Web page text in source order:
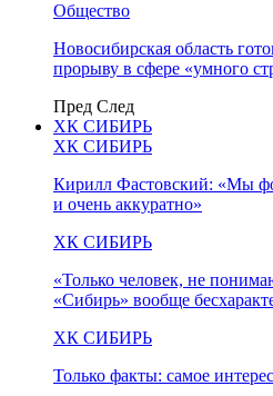
Общество
Новосибирская область
прорыву в сфере «умного
Пред След
ХК СИБИРЬ
ХК СИБИРЬ
Кирилл Фастовский: «Мы
и очень аккуратно»
ХК СИБИРЬ
«Только человек, не
«Сибирь» вообще
ХК СИБИРЬ
Только факты: самое